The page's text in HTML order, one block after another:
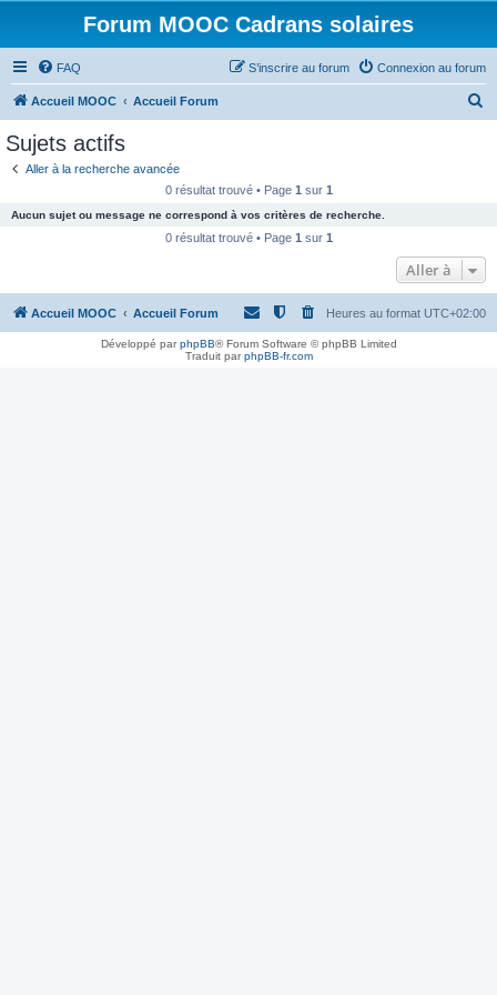
Forum MOOC Cadrans solaires
FAQ Connexion au forum
S’inscrire au forum
Accueil MOOC Accueil Forum
c
e
Sujets actifs
Aller à la recherche avancée
0 résultat trouvé • Page 1 sur 1
Aucun sujet ou message ne correspond à vos critères de recherche.
0 résultat trouvé • Page 1 sur 1
Aller à
Accueil MOOC Accueil Forum Heures au format UTC+02:00
Développé parphpBB® Forum Software © phpBB Limited
Traduit parphpBB-fr.com